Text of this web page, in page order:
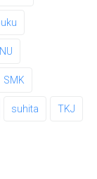
SMK
suhita TKJ